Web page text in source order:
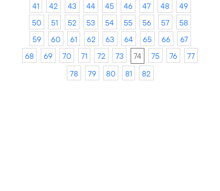
41
42 43 44 45 46 47 48
49
50
51 52 53 54 55 56 57
58
59
60 61 62 63 64 65 66
67
68
69 70 71 72 73 74 75 76
77
78
79 80 81 82